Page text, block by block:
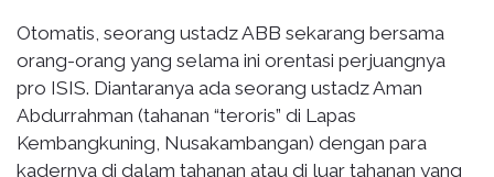
Otomatis, seorang ustadz ABB sekarang bersama
orang-orang yang selama ini orentasi perjuangnya
pro ISIS. Diantaranya ada seorang ustadz Aman
Abdurrahman (tahanan “teroris” di Lapas
Kembangkuning, Nusakambangan) dengan para
kadernya di dalam tahanan atau di luar tahanan yang